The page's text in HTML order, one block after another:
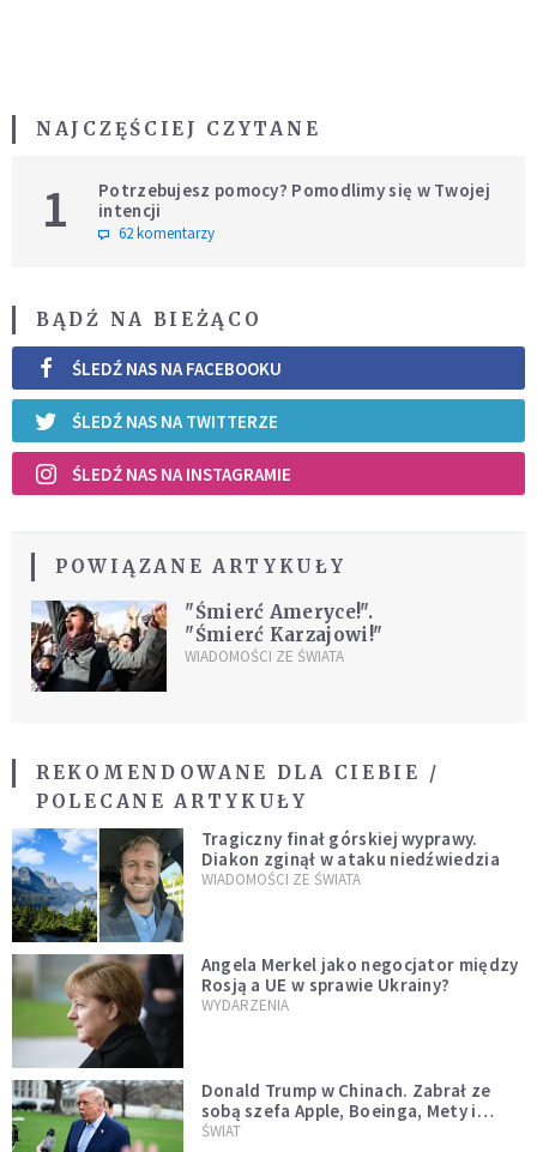
NAJCZĘŚCIEJ CZYTANE
1
Potrzebujesz pomocy? Pomodlimy się w Twojej
intencji
62 komentarzy
BĄDŹ NA BIEŻĄCO
ŚLEDŹ NAS NA FACEBOOKU
ŚLEDŹ NAS NA TWITTERZE
ŚLEDŹ NAS NA INSTAGRAMIE
POWIĄZANE ARTYKUŁY
"Śmierć Ameryce!".
"Śmierć Karzajowi!"
WIADOMOŚCI ZE ŚWIATA
REKOMENDOWANE DLA CIEBIE /
POLECANE ARTYKUŁY
Tragiczny finał górskiej wyprawy.
Diakon zginął w ataku niedźwiedzia
WIADOMOŚCI ZE ŚWIATA
Angela Merkel jako negocjator między
Rosją a UE w sprawie Ukrainy?
WYDARZENIA
Donald Trump w Chinach. Zabrał ze
sobą szefa Apple, Boeinga, Mety i
Muska
ŚWIAT